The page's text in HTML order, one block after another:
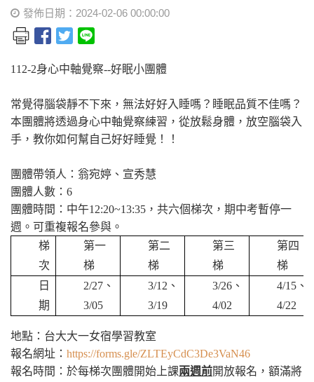
發佈日期：2024-02-06 00:00:00
112-2身心中軸覺察--好眠小團體
常覺得腦袋靜不下來，無法好好入睡嗎？睡眠品質不佳嗎？
本團體將透過身心中軸覺察練習，從放鬆身體，放空腦袋入
手，教你如何幫自己好好睡覺！！
團體帶領人：翁宛婷、宣秀慧
團體人數：6
團體時間：中午12:20~13:35，共六個梯次，期中考暫停一
週。可重複報名參與。
梯
次
第一
梯
第二
梯
第三
梯
第四
梯
日
期
2/27、
3/05
3/12、
3/19
3/26、
4/02
4/15、
4/22
地點：台大大一女宿學習教室
報名網址： https://forms.gle/ZLTEyCdC3De3VaN46
報名時間：於每梯次團體開始上課兩週前開放報名，額滿將